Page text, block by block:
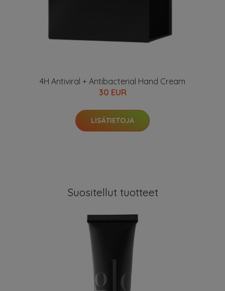
4H Antiviral + Antibacterial Hand Cream
30 EUR
LISÄTIETOJA
Suositellut tuotteet